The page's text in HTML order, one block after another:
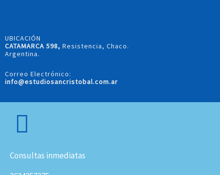
UBICACIÓN
CATAMARCA 598, Resistencia, Chaco.
Argentina.
Correo Electrónico:
info@estudiosancristobal.com.ar
Consultas inmediatas